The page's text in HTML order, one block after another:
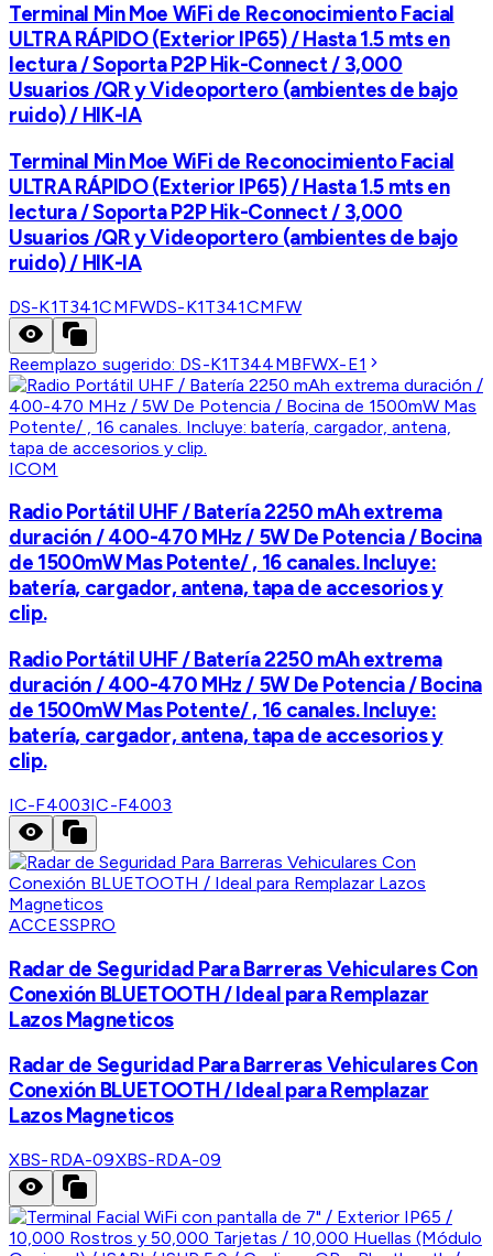
Terminal Min Moe WiFi de Reconocimiento Facial
ULTRA RÁPIDO (Exterior IP65) / Hasta 1.5 mts en
lectura / Soporta P2P Hik-Connect / 3,000
Usuarios /QR y Videoportero (ambientes de bajo
ruido) / HIK-IA
Terminal Min Moe WiFi de Reconocimiento Facial
ULTRA RÁPIDO (Exterior IP65) / Hasta 1.5 mts en
lectura / Soporta P2P Hik-Connect / 3,000
Usuarios /QR y Videoportero (ambientes de bajo
ruido) / HIK-IA
DS-K1T341CMFWDS-K1T341CMFW
Reemplazo sugerido: DS-K1T344MBFWX-E1
ICOM
Radio Portátil UHF / Batería 2250 mAh extrema
duración / 400-470 MHz / 5W De Potencia / Bocina
de 1500mW Mas Potente/ , 16 canales. Incluye:
batería, cargador, antena, tapa de accesorios y
clip.
Radio Portátil UHF / Batería 2250 mAh extrema
duración / 400-470 MHz / 5W De Potencia / Bocina
de 1500mW Mas Potente/ , 16 canales. Incluye:
batería, cargador, antena, tapa de accesorios y
clip.
IC-F4003IC-F4003
ACCESSPRO
Radar de Seguridad Para Barreras Vehiculares Con
Conexión BLUETOOTH / Ideal para Remplazar
Lazos Magneticos
Radar de Seguridad Para Barreras Vehiculares Con
Conexión BLUETOOTH / Ideal para Remplazar
Lazos Magneticos
XBS-RDA-09XBS-RDA-09